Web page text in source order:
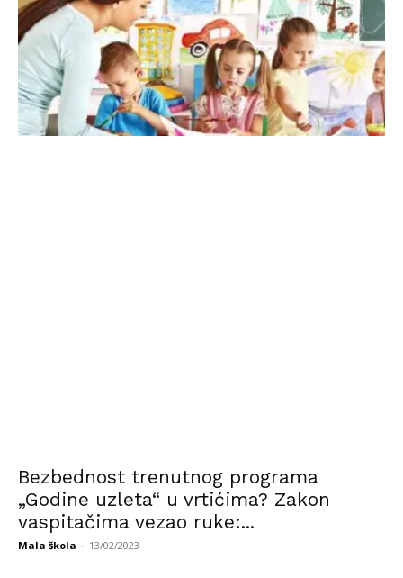
Bezbednost trenutnog programa
„Godine uzleta“ u vrtićima? Zakon
vaspitačima vezao ruke:...
Mala škola - 13/02/2023